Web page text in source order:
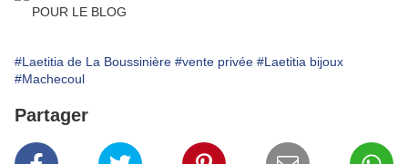
#Laetitia de La Boussinière #vente privée #Laetitia bijoux
#Machecoul
Partager